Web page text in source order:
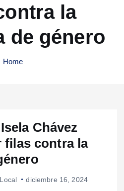
la
de género
Home
Chávez
filas contra la
Local diciembre 16, 2024